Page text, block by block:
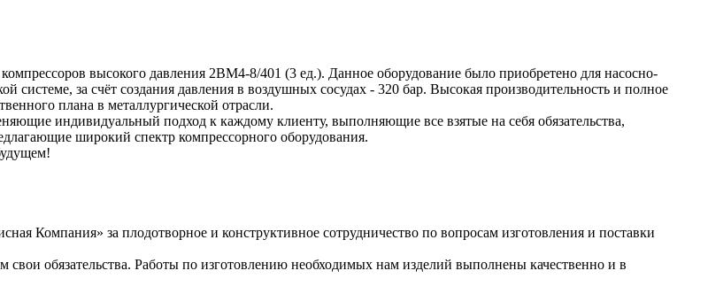
высокого давления 2BM4-8/401 (3 ед.). Данное оборудование было приобретено для насосно-
системе, за счёт создания давления в воздушных сосудах - 320 бар. Высокая производительность и полное
плана в металлургической отрасли.
индивидуальный подход к каждому клиенту, выполняющие все взятые на себя обязательства,
широкий спектр компрессорного оборудования.
Компания» за плодотворное и конструктивное сотрудничество по вопросам изготовления и поставки
обязательства. Работы по изготовлению необходимых нам изделий выполнены качественно и в